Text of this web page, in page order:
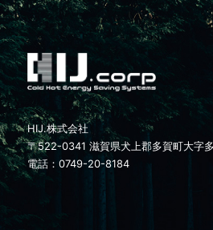
HIJ.株式会社
〒522-0341 滋賀県犬上郡多賀町大字
電話：0749-20-8184